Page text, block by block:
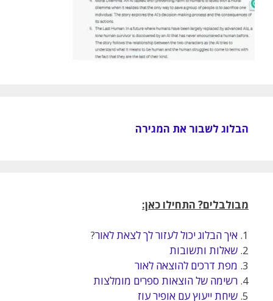
הבלוג לשבור את המגירה
מבולבלים? התחילו כאן:
1. איך הבלוג יכול לעזור לך לצאת לאור?
2. שאלות ותשובות
3. מפת דרכים להוצאה לאור
4. רשימה של הוצאות ספרים מומלצות
5. שיחת ייעוץ עם אופיר עוז